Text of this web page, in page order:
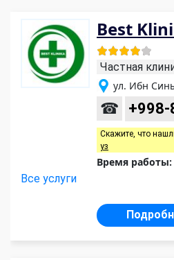
Best
Частная
ул. Ибн
☎
Скажите, что
уз
Время работы:
Все услуги